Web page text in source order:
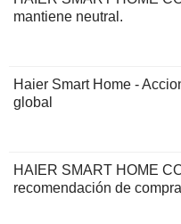
mantiene neutral.
Haier Smart Home -
global
HAIER SMART HOME
recomendación de